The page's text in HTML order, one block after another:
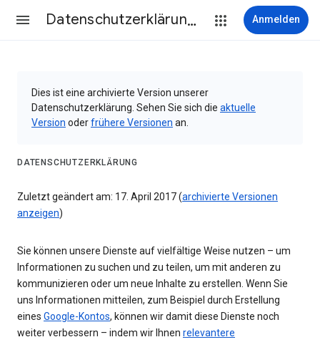
Datenschutzerklärung & Nutzungsbedingungen Anmelden
Dies ist eine archivierte Version unserer
Datenschutzerklärung. Sehen Sie sich die aktuelle
Version oderfrühere Versionen an.
DATENSCHUTZERKLÄRUNG
Zuletzt geändert am: 17. April 2017 (archivierte Versionen
anzeigen)
Sie können unsere Dienste auf vielfältige Weise nutzen – um
Informationen zu suchen und zu teilen, um mit anderen zu
kommunizieren oder um neue Inhalte zu erstellen. Wenn Sie
uns Informationen mitteilen, zum Beispiel durch Erstellung
eines Google-Kontos, können wir damit diese Dienste noch
weiter verbessern – indem wir Ihnen relevantere